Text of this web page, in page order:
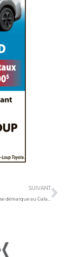
SUIVANT
Le Kamouraska se démarque au Gala des Lauriers